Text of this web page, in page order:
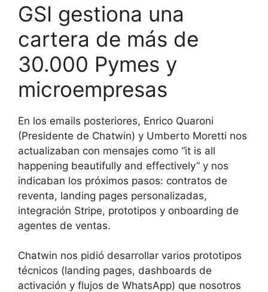
GSI gestiona una
cartera de más de
30.000 Pymes y
microempresas
En los emails posteriores, Enrico Quaroni
(Presidente de Chatwin) y Umberto Moretti nos
actualizaban con mensajes como “it is all
happening beautifully and effectively” y nos
indicaban los próximos pasos: contratos de
reventa, landing pages personalizadas,
integración Stripe, prototipos y onboarding de
agentes de ventas.
Chatwin nos pidió desarrollar varios prototipos
técnicos (landing pages, dashboards de
activación y flujos de WhatsApp) que nosotros